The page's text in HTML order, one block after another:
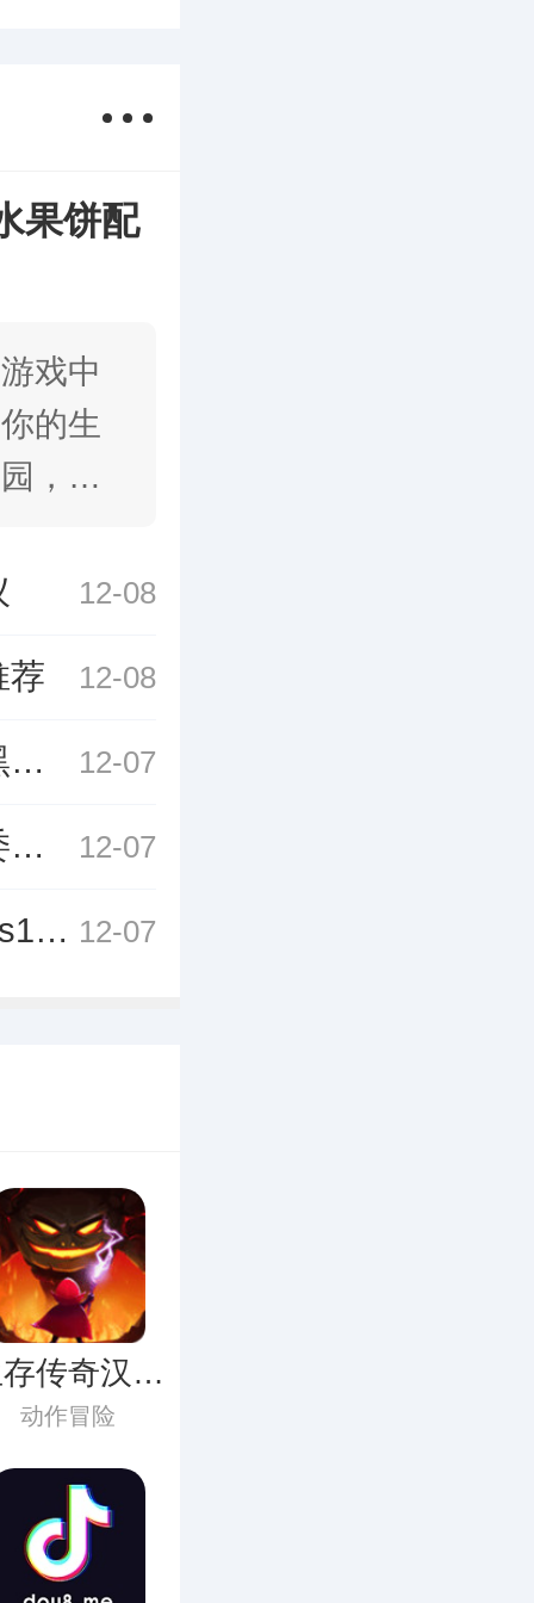
果饼配
戏中
的生
，与
12-08
荐 12-08
三角洲行动黑鹰坠落模式是什么 三角洲行动黑鹰坠落模式介绍 12-07
心动小镇施肥委托任务怎么做 心动小镇施肥委托任务完成攻略 12-07
金铲铲之战s13铁男异变怎么选择 金铲铲之战s13铁男异变选择推荐 12-07
传奇汉化
版下载
动作冒险